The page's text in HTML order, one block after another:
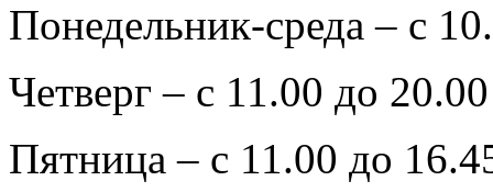
Понедельник-среда – с
Четверг – с 11.00 до 20.00
Пятница – с 11.00 до